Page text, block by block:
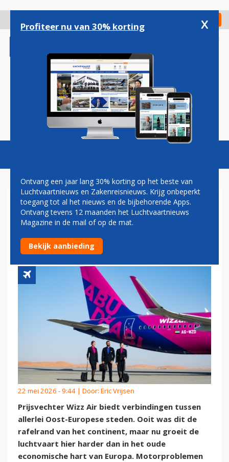
gaan
Check in
Magazine Podcasts Vacatures
WIZZ AIR RICHT BLIK OP
EUROPA NA MISLUKT
ARABISCH AVONTUUR
22 mei 2026 - 9:44 | Door: Eric Vrijsen
Prijsvechter Wizz Air biedt verbindingen tussen
allerlei Oost-Europese steden. Ooit was dit de
rafelrand van het continent, maar nu groeit de
luchtvaart hier harder dan in het oude
economische hart van Europa. Motorproblemen
Profiteer nu van 30% korting x
Ontvang een jaar lang 30% korting op het beste van
Luchtvaartnieuws en Zakenreisnieuws. Krijg onbeperkt
toegang tot al het nieuws en de bijbehorende Apps.
Ontvang tevens 12 maanden het Luchtvaartnieuws
Magazine in de mail of op de mat.
Bekijk aanbieding